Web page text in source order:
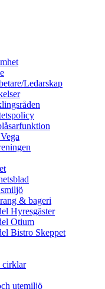
Ledarskap
& bageri
Hyresgäster
Otium
Bistro Skeppet
cirklar
utemiljö